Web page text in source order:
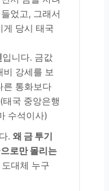
었고, 그래서
게 당시 태국
입니다. 금값
강세를 보
른 통화보다
국 중앙은행
수석이사)
. 왜 금 투기
로만 몰리는
대체 누구